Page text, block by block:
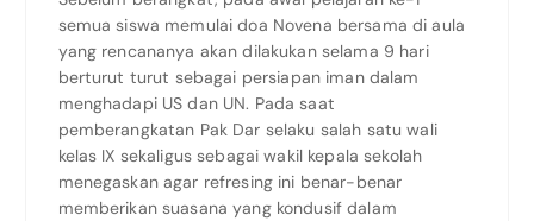
semua siswa memulai doa Novena bersama di aula
yang rencananya akan dilakukan selama 9 hari
berturut turut sebagai persiapan iman dalam
menghadapi US dan UN. Pada saat
pemberangkatan Pak Dar selaku salah satu wali
kelas IX sekaligus sebagai wakil kepala sekolah
menegaskan agar refresing ini benar-benar
memberikan suasana yang kondusif dalam